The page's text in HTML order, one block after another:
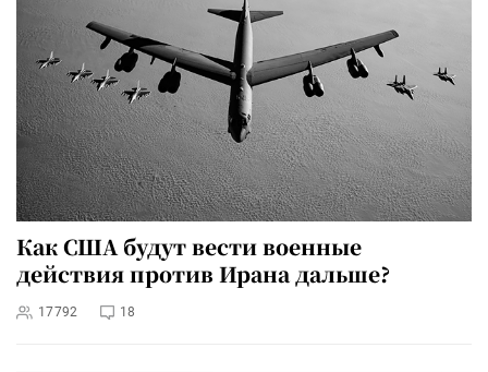
Как США будут вести военные
действия против Ирана дальше?
17792 18